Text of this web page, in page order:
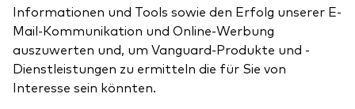
Informationen und Tools sowie den Erfolg unserer E-
Mail-Kommunikation und Online-Werbung
auszuwerten und, um Vanguard-Produkte und -
Dienstleistungen zu ermitteln die für Sie von
Interesse sein könnten.